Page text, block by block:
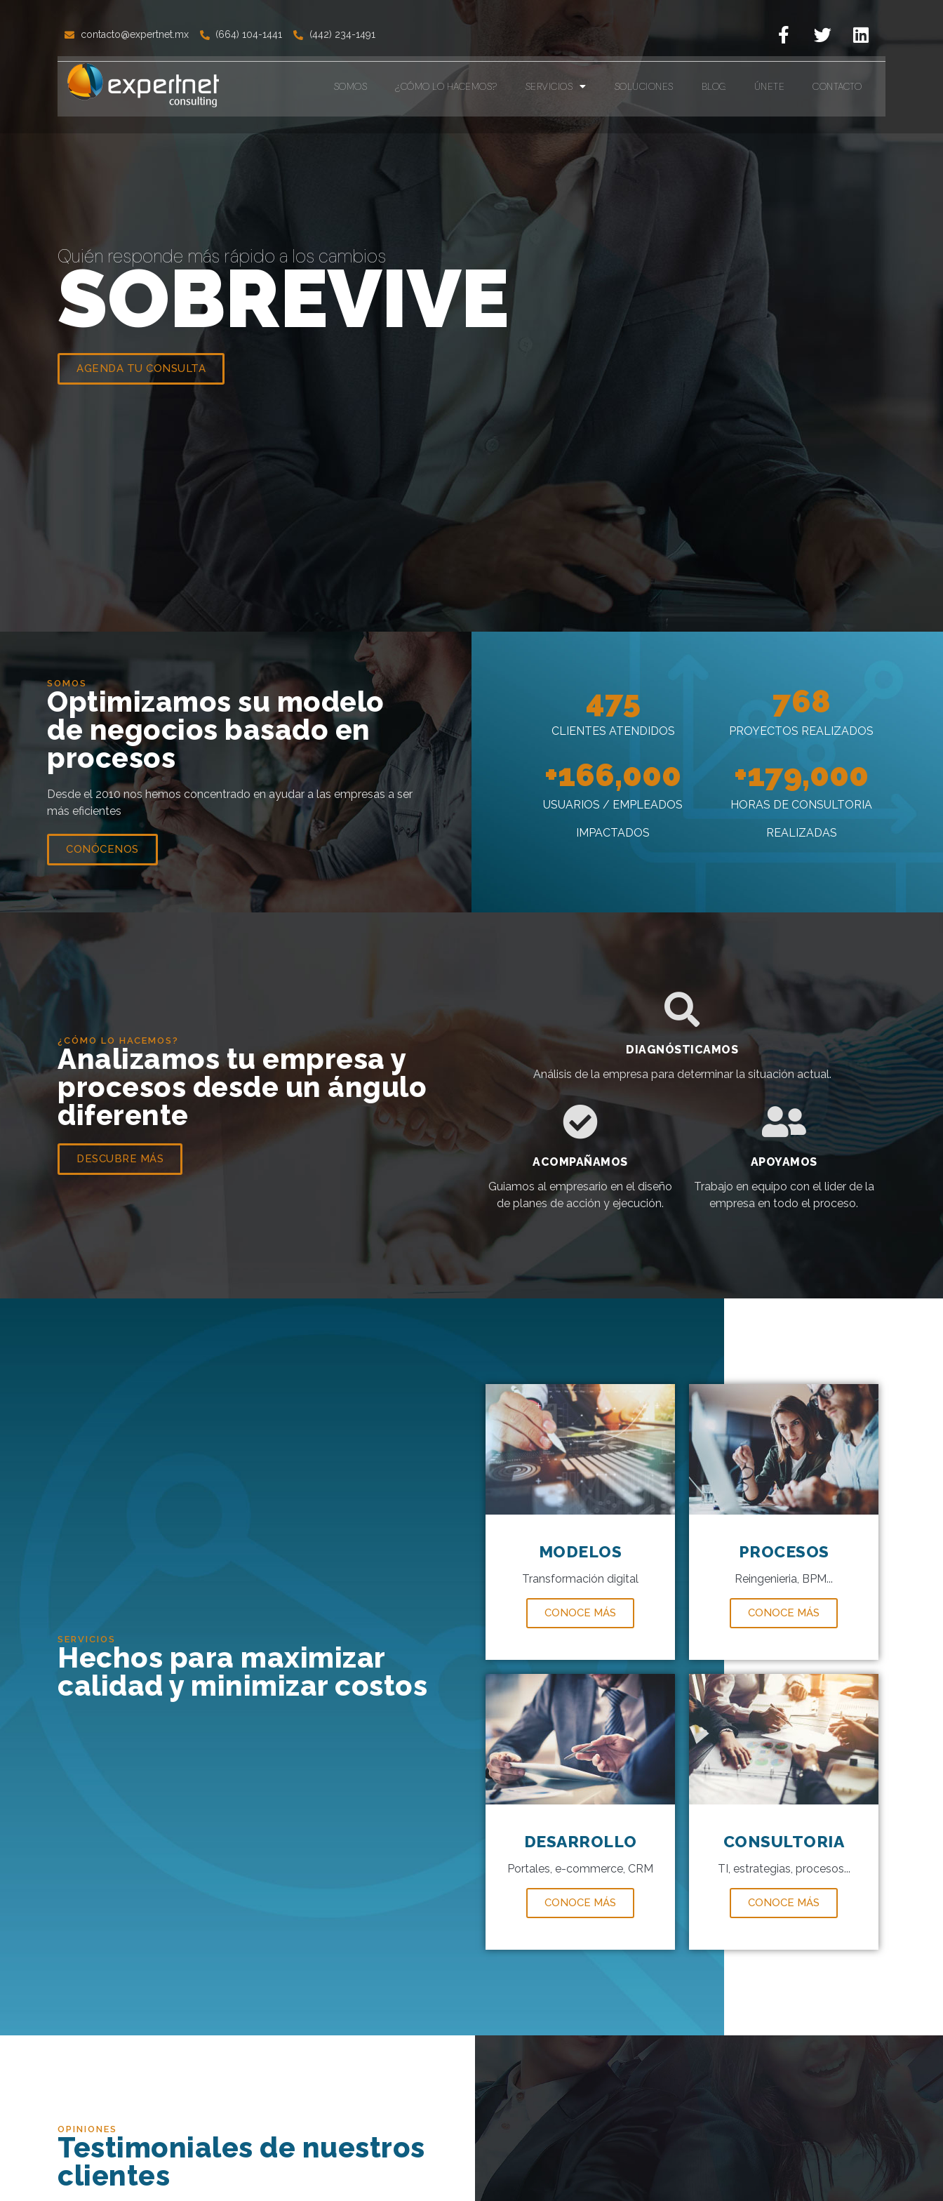
contacto@expertnet.mx (664) 104-1441 (442) 234-1491
SOMOS ¿CÓMO LO HACEMOS? SERVICIOS SOLUCIONES BLOG ÚNETE CONTACTO
Quién responde más rápido a los cambios
SOBREVIVE
AGENDA TU CONSULTA
SOMOS
Optimizamos su modelo
de negocios basado en
procesos
Desde el 2010 nos hemos concentrado en ayudar a las empresas a ser
más eficientes
CONÓCENOS
475
CLIENTES ATENDIDOS
768
PROYECTOS REALIZADOS
+166,000
USUARIOS / EMPLEADOS
IMPACTADOS
+179,000
HORAS DE CONSULTORIA
REALIZADAS
¿CÓMO LO HACEMOS?
Analizamos tu empresa y
procesos desde un ángulo
diferente
DESCUBRE MÁS
DIAGNÓSTICAMOS
Análisis de la empresa para determinar la situación actual.
ACOMPAÑAMOS
Guiamos al empresario en el diseño
de planes de acción y ejecución.
APOYAMOS
Trabajo en equipo con el lider de la
empresa en todo el proceso.
SERVICIOS
Hechos para maximizar
calidad y minimizar costos
MODELOS
Transformación digital
CONOCE MÁS
PROCESOS
Reingenieria, BPM...
CONOCE MÁS
DESARROLLO
Portales, e-commerce, CRM
CONOCE MÁS
CONSULTORIA
TI, estrategias, procesos...
CONOCE MÁS
OPINIONES
Testimoniales de nuestros
clientes